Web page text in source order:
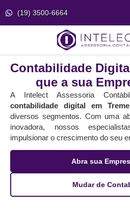
(19) 3500-6664
Contabilidade
que a sua
A Intelect Assessoria
contabilidade digital em
diversos segmentos. Com uma
inovadora, nossos
impulsionar o crescimento do seu
Abra sua
Mudar de